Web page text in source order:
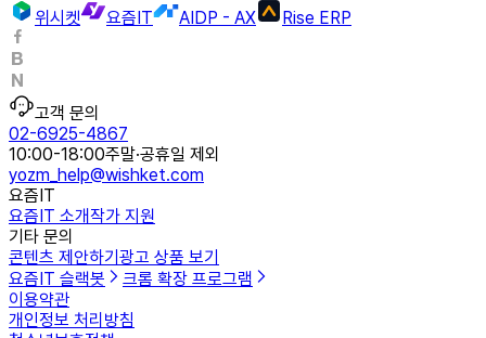
위시켓
요즘IT AIDP - AX Rise ERP
고객 문의
02-6925-4867
10:00-18:00주말·공휴일 제외
yozm_help@wishket.com
요즘IT
요즘IT 소개작가 지원
기타 문의
콘텐츠 제안하기 광고 상품 보기
요즘IT 슬랙봇
크롬 확장 프로그램
이용약관
개인정보 처리방침